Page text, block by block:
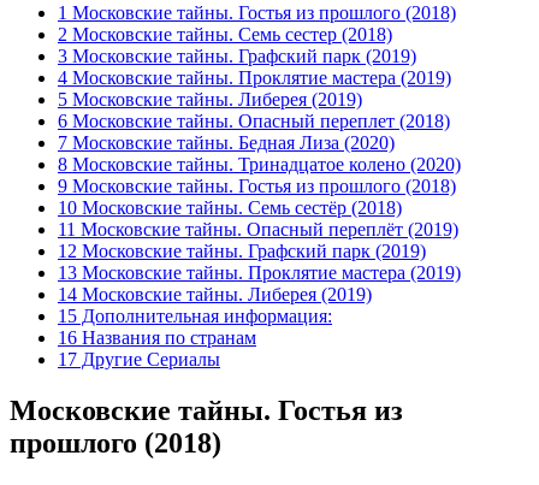
1 Московские тайны. Гостья из прошлого (2018)
2 Московские тайны. Семь сестер (2018)
3 Московские тайны. Графский парк (2019)
4 Московские тайны. Проклятие мастера (2019)
5 Московские тайны. Либерея (2019)
6 Московские тайны. Опасный переплет (2018)
7 Московские тайны. Бедная Лиза (2020)
8 Московские тайны. Тринадцатое колено (2020)
9 Московские тайны. Гостья из прошлого (2018)
10 Московские тайны. Семь сестёр (2018)
11 Московские тайны. Опасный переплёт (2019)
12 Московские тайны. Графский парк (2019)
13 Московские тайны. Проклятие мастера (2019)
14 Московские тайны. Либерея (2019)
15 Дополнительная информация:
16 Названия по странам
17 Другие Сериалы
Московские тайны. Гостья из
прошлого (2018)